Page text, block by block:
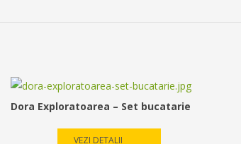
Dora Exploratoarea – Set bucatarie
VEZI DETALII